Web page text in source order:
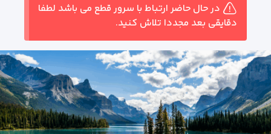
در حال حاضر ارتباط با سرور قطع می باشد لطفا
دقایقی بعد مجددا تلاش کنید.